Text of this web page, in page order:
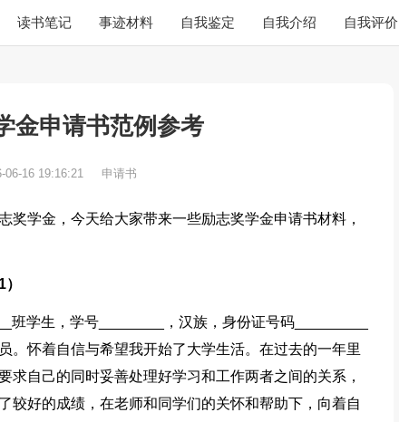
读书笔记 事迹材料 自我鉴定 自我介绍 自我评价
金申请书范例参考
06-16 19:16:21 申请书
奖学金，今天给大家带来一些励志奖学金申请书材料，
学生，学号________，汉族，身份证号码_________
。怀着自信与希望我开始了大学生活。在过去的一年里
求自己的同时妥善处理好学习和工作两者之间的关系，
较好的成绩，在老师和同学们的关怀和帮助下，向着自